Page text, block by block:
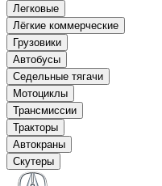
Легковые
Лёгкие коммерческие
Грузовики
Автобусы
Седельные тягачи
Мотоциклы
Трансмиссии
Тракторы
Автокраны
Скутеры